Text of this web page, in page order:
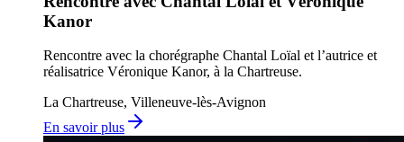
Kanor
Rencontre avec la chorégraphe Chantal Loïal et l’autrice et
réalisatrice Véronique Kanor, à la Chartreuse.
La Chartreuse, Villeneuve-lès-Avignon
En savoir plus